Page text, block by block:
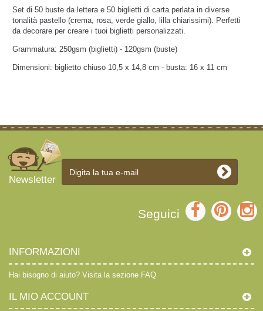
Set di 50 buste da lettera e 50 biglietti di carta perlata in diverse
tonalità pastello (crema, rosa, verde giallo, lilla chiarissimi). Perfetti
da decorare per creare i tuoi biglietti personalizzati.
Grammatura: 250gsm (biglietti) - 120gsm (buste)
Dimensioni: biglietto chiuso 10,5 x 14,8 cm - busta: 16 x 11 cm
Newsletter
Seguici
INFORMAZIONI
Hai bisogno di aiuto? Visita la sezione FAQ
IL MIO ACCOUNT